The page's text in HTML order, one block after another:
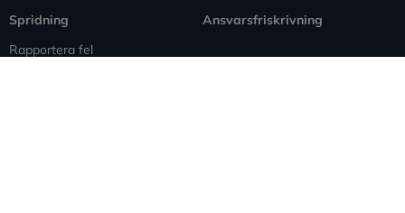
Spridning
Rapportera fel
Ansvarsfriskrivning